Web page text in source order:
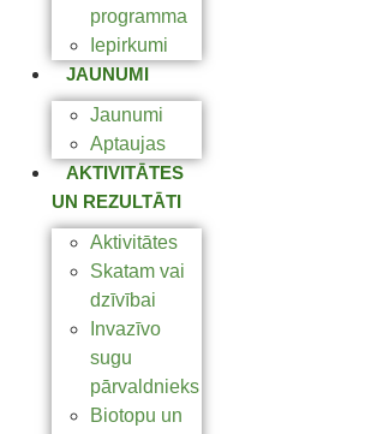
programma
Iepirkumi
JAUNUMI
Jaunumi
Aptaujas
AKTIVITĀTES
UN REZULTĀTI
Aktivitātes
Skatam vai
dzīvībai
Invazīvo
sugu
pārvaldnieks
Biotopu un